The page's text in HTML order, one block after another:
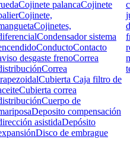
Cojinete palancaCojinete
Cojinete,
Cojinetes,
Condensador sistema
ConductoContacto
desgaste frenoCorrea
Correa
Cubierta Caja filtro de
Cubierta correa
Cuerpo de
Deposito compensación
asistidaDepósito
Disco de embrague